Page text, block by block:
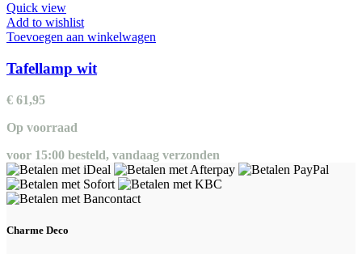
Quick view
Add to wishlist
Toevoegen aan winkelwagen
Tafellamp wit
€ 61,95
Op voorraad
voor 15:00 besteld, vandaag verzonden
Charme Deco